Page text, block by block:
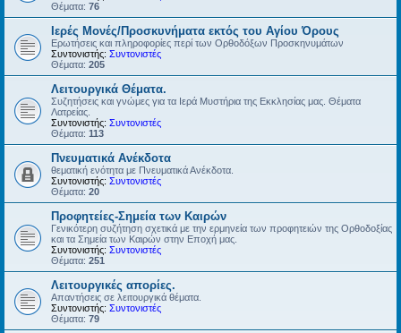
Θέματα: 76
Ιερές Μονές/Προσκυνήματα εκτός του Αγίου Όρους
Ερωτήσεις και πληροφορίες περί των Ορθοδόξων Προσκηνυμάτων
Συντονιστής: Συντονιστές
Θέματα: 205
Λειτουργικά Θέματα.
Συζητήσεις και γνώμες για τα Ιερά Μυστήρια της Εκκλησίας μας. Θέματα
Λατρείας.
Συντονιστής: Συντονιστές
Θέματα: 113
Πνευματικά Ανέκδοτα
θεματική ενότητα με Πνευματικά Ανέκδοτα.
Συντονιστής: Συντονιστές
Θέματα: 20
Προφητείες-Σημεία των Καιρών
Γενικότερη συζήτηση σχετικά με την ερμηνεία των προφητειών της Ορθοδοξίας
και τα Σημεία των Καιρών στην Εποχή μας.
Συντονιστής: Συντονιστές
Θέματα: 251
Λειτουργικές απορίες.
Απαντήσεις σε λειτουργικά θέματα.
Συντονιστής: Συντονιστές
Θέματα: 79